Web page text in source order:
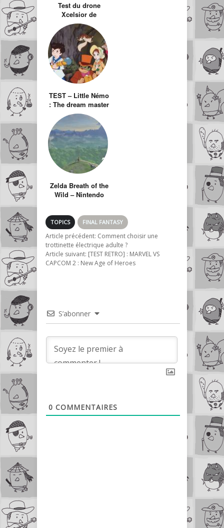
Test du drone
Xcelsior de
Silverlit :
probablement le
meilleur rapport
qualité prix du
moment !
TEST – Little Némo
: The dream master
/ NES – 1990
Zelda Breath of the
Wild – Nintendo
TOPICS FINAL FANTASY
Article précédent: Comment choisir une
trottinette électrique adulte ?
Article suivant: [TEST RETRO] : MARVEL VS
CAPCOM 2 : New Age of Heroes
S’abonner
0 COMMENTAIRES